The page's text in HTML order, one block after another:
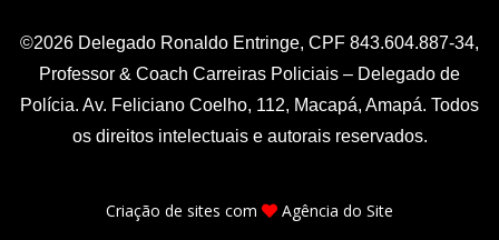
©2026 Delegado Ronaldo Entringe, CPF 843.604.887-34,
Professor & Coach Carreiras Policiais – Delegado de
Polícia. Av. Feliciano Coelho, 112, Macapá, Amapá. Todos
os direitos intelectuais e autorais reservados.
Criação de sites com Agência do Site